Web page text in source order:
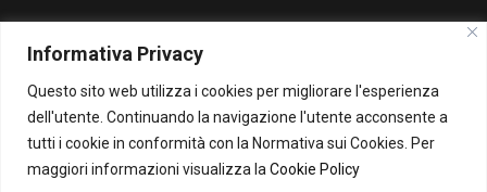
Informativa Privacy
Questo sito web utilizza i cookies per migliorare l'esperienza
dell'utente. Continuando la navigazione l'utente acconsente a
tutti i cookie in conformità con la Normativa sui Cookies. Per
maggiori informazioni visualizza la Cookie Policy
PUBBLICITA'
Per la tua pubblicità su questo Blog:
pubblicita@beppegrillo.it